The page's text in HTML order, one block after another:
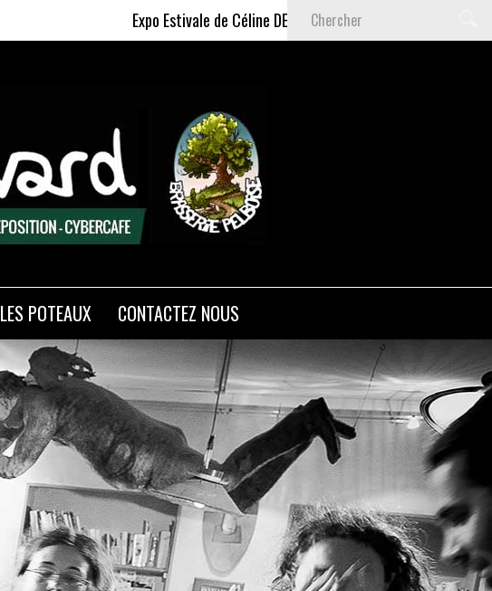
Expo Estivale de Céline DELAS - Du 9 Juillet au 6 Septembre 2026
LES POTEAUX CONTACTEZ NOUS